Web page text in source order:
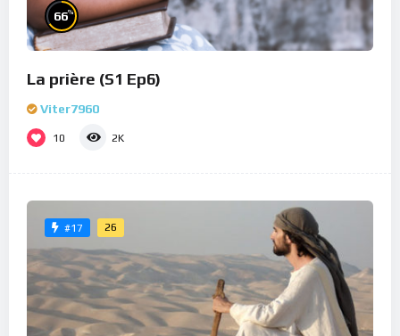
66%
La prière (S1 Ep6)
Viter7960
10 2K
#17 26